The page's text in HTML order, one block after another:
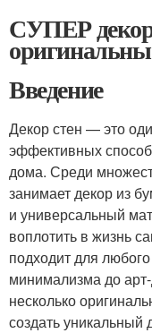
СУПЕР декор
Введение
Декор стен — это
эффективных
дома. Среди
занимает декор из
и универсальный
воплотить в жизнь
подходит для
минимализма до
несколько
создать уникальный